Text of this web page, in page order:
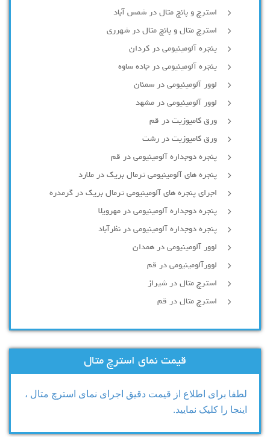
استرچ و پانچ متال در شمس آباد
استرچ متال و پانچ متال در شهرری
پنجره آلومینیومی در کردان
پنجره آلومینیومی در جاده ساوه
لوور آلومینیومی در سمنان
لوور آلومینیومی در مشهد
ورق کامپوزیت در قم
ورق کامپوزیت در رشت
پنجره دوجداره آلومينيومی در قم
پنجره های آلومینیومی ترمال بریک در ملارد
اجرای پنجره های آلومینیومی ترمال بریک در گرمدره
پنجره دوجداره آلومینیومی در مهرویلا
پنجره دوجداره آلومینیومی در نظرآباد
لوور آلومینیومی در همدان
لوورآلومینیومی در قم
استرچ متال در شیراز
استرچ متال در قم
قیمت نمای استرچ متال
لطفا برای اطلاع از قیمت دقیق اجرای نمای استرچ متال ،
اینجا را کلیک نمایید.